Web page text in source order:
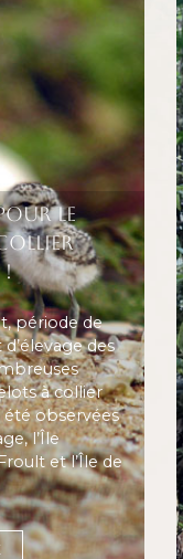
le
!
période de
des
à collier
observées
l’Île
et l’Île de